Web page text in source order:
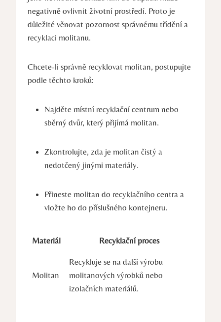
negativně ovlivnit životní prostředí. Proto je
důležité věnovat pozornost správnému třídění a
recyklaci molitanu.
Chcete-li správně recyklovat molitan, postupujte
podle těchto kroků:
Najděte místní recyklační centrum nebo
sběrný dvůr, který přijímá molitan.
Zkontrolujte, zda je molitan čistý a
nedotčený jinými materiály.
Přineste molitan do recyklačního centra a
vložte ho do příslušného kontejneru.
Materiál Recyklační proces
Molitan
Recykluje se na další výrobu
molitanových výrobků nebo
izolačních materiálů.